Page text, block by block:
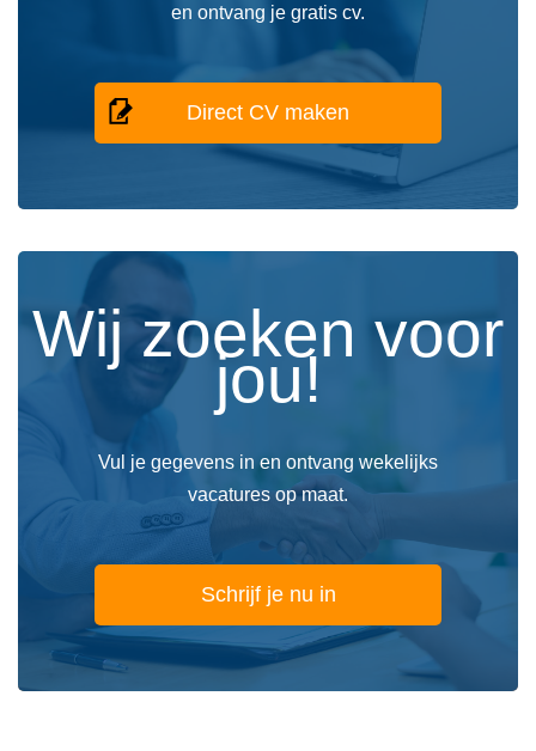
en ontvang je gratis cv.
Direct CV maken
Wij zoeken voor
jou!
Vul je gegevens in en ontvang wekelijks
vacatures op maat.
Schrijf je nu in